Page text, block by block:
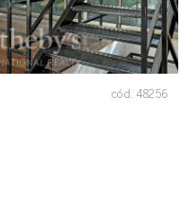
cód. 48256